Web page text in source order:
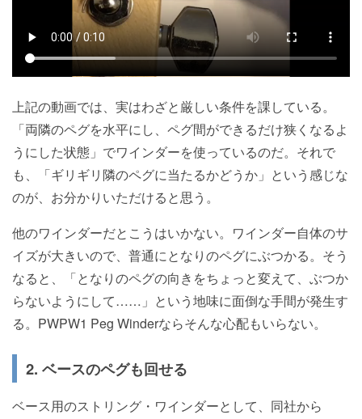
上記の動画では、実はわざと厳しい条件を課している。
「両隣のペグを水平にし、ペグ間ができるだけ狭くなるよ
うにした状態」でワインダーを使っているのだ。それで
も、「ギリギリ隣のペグに当たるかどうか」という感じな
のが、お分かりいただけると思う。
他のワインダーだとこうはいかない。ワインダー自体のサ
イズが大きいので、普通にとなりのペグにぶつかる。そう
なると、「となりのペグの向きをちょっと変えて、ぶつか
らないようにして……」という地味に面倒な手間が発生す
る。PWPW1 Peg Winderならそんな心配もいらない。
2. ベースのペグも回せる
ベース用のストリング・ワインダーとして、同社から